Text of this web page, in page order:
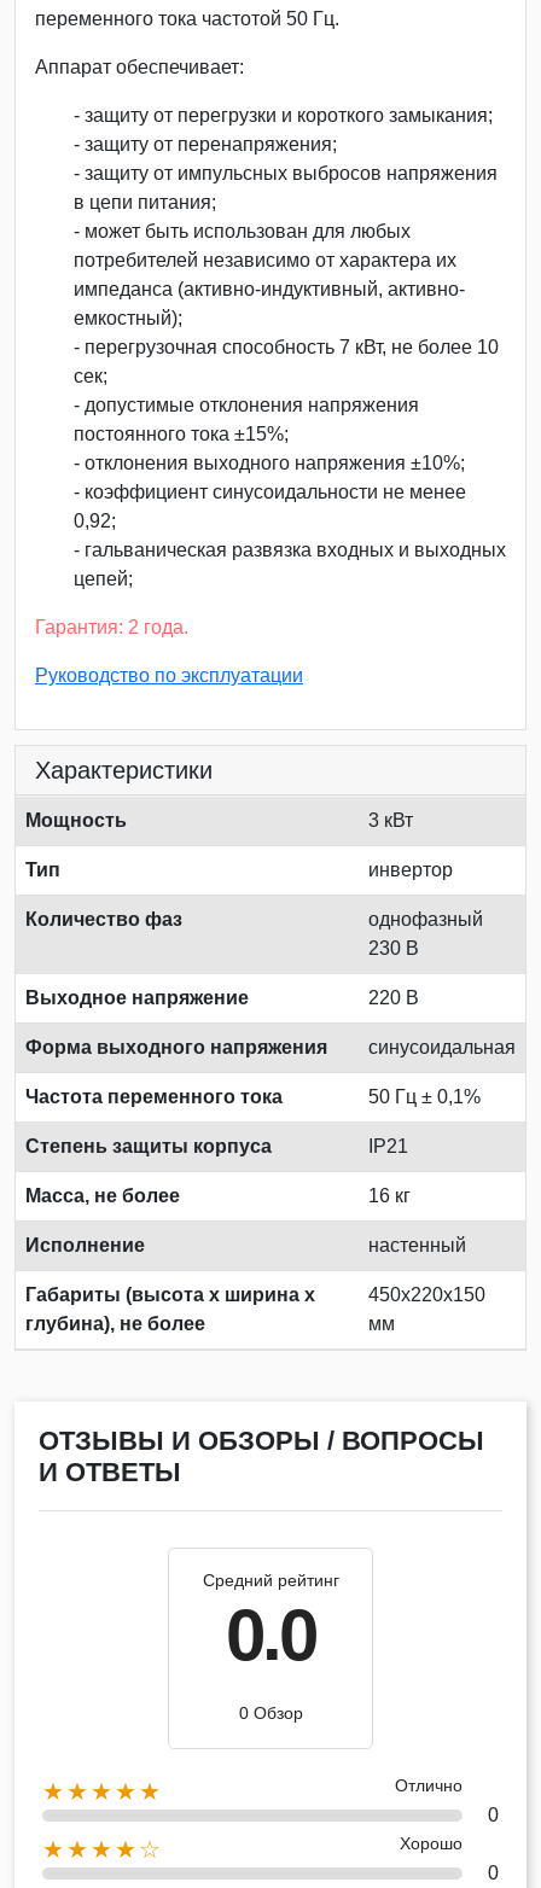
переменного тока частотой 50 Гц.
Аппарат обеспечивает:
- защиту от перегрузки и короткого замыкания;
- защиту от перенапряжения;
- защиту от импульсных выбросов напряжения
в цепи питания;
- может быть использован для любых
потребителей независимо от характера их
импеданса (активно-индуктивный, активно-
емкостный);
- перегрузочная способность 7 кВт, не более 10
сек;
- допустимые отклонения напряжения
постоянного тока ±15%;
- отклонения выходного напряжения ±10%;
- коэффициент синусоидальности не менее
0,92;
- гальваническая развязка входных и выходных
цепей;
Гарантия: 2 года.
Руководство по эксплуатации
Характеристики
Мощность 3 кВт
Тип инвертор
Количество фаз
однофазный
230 В
Выходное напряжение 220 В
Форма выходного напряжения синусоидальная
Частота переменного тока 50 Гц ± 0,1%
Степень защиты корпуса IP21
Масса, не более 16 кг
Исполнение настенный
Габариты (высота х ширина х
глубина), не более
450х220х150
мм
ОТЗЫВЫ И ОБЗОРЫ / ВОПРОСЫ
И ОТВЕТЫ
Средний рейтинг
0.0
0 Обзор
★★★★★ Отлично
0
★★★★☆ Хорошо
0